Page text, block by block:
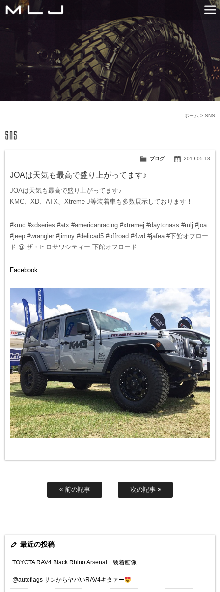
MLJ / Lexani(レクサーニ
GALLERY
SNS
NEWS
COMPANY
HISTORY
CONTACT US
LINK
SNS
ホーム >
2019.05.18
ブログ
JOAは天気も最高で盛り上がってます♪
JOAは天気も最高で盛り上がってます♪
KMC、XD、ATX、Xtreme-J等装着車も多数展示しております！
#kmc #xdseries #atx #americanracing #xtremej #daytonass #mlj #joa
#jeep #wrangler #jimny #delicad5 #offroad #4wd #jafea #下館オフロー
ド @ ザ・ヒロサワシティー 下館オフロード
Facebook
前の記事 次の記事
最近の投稿
TOYOTA RAV4 Black Rhino Arsenal 装着画像
@autoflags サンからヤバいRAV4キタァー